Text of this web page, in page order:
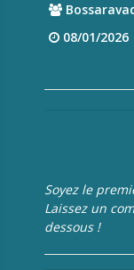
08/01/2026
Soyez le
Laissez un
dessous !